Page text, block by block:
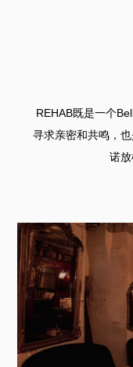
REHAB既是一个
寻求亲密和共鸣，
诺放